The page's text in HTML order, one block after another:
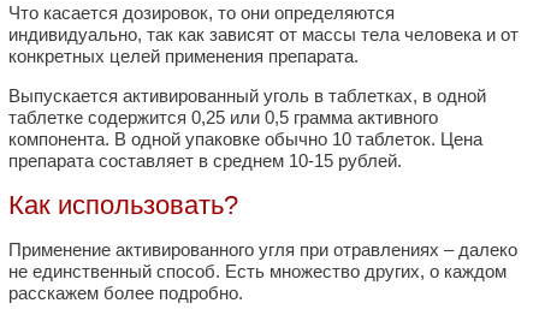
Что касается дозировок, то они определяются
индивидуально, так как зависят от массы тела человека и от
конкретных целей применения препарата.
Выпускается активированный уголь в таблетках, в одной
таблетке содержится 0,25 или 0,5 грамма активного
компонента. В одной упаковке обычно 10 таблеток. Цена
препарата составляет в среднем 10-15 рублей.
Как использовать?
Применение активированного угля при отравлениях – далеко
не единственный способ. Есть множество других, о каждом
расскажем более подробно.